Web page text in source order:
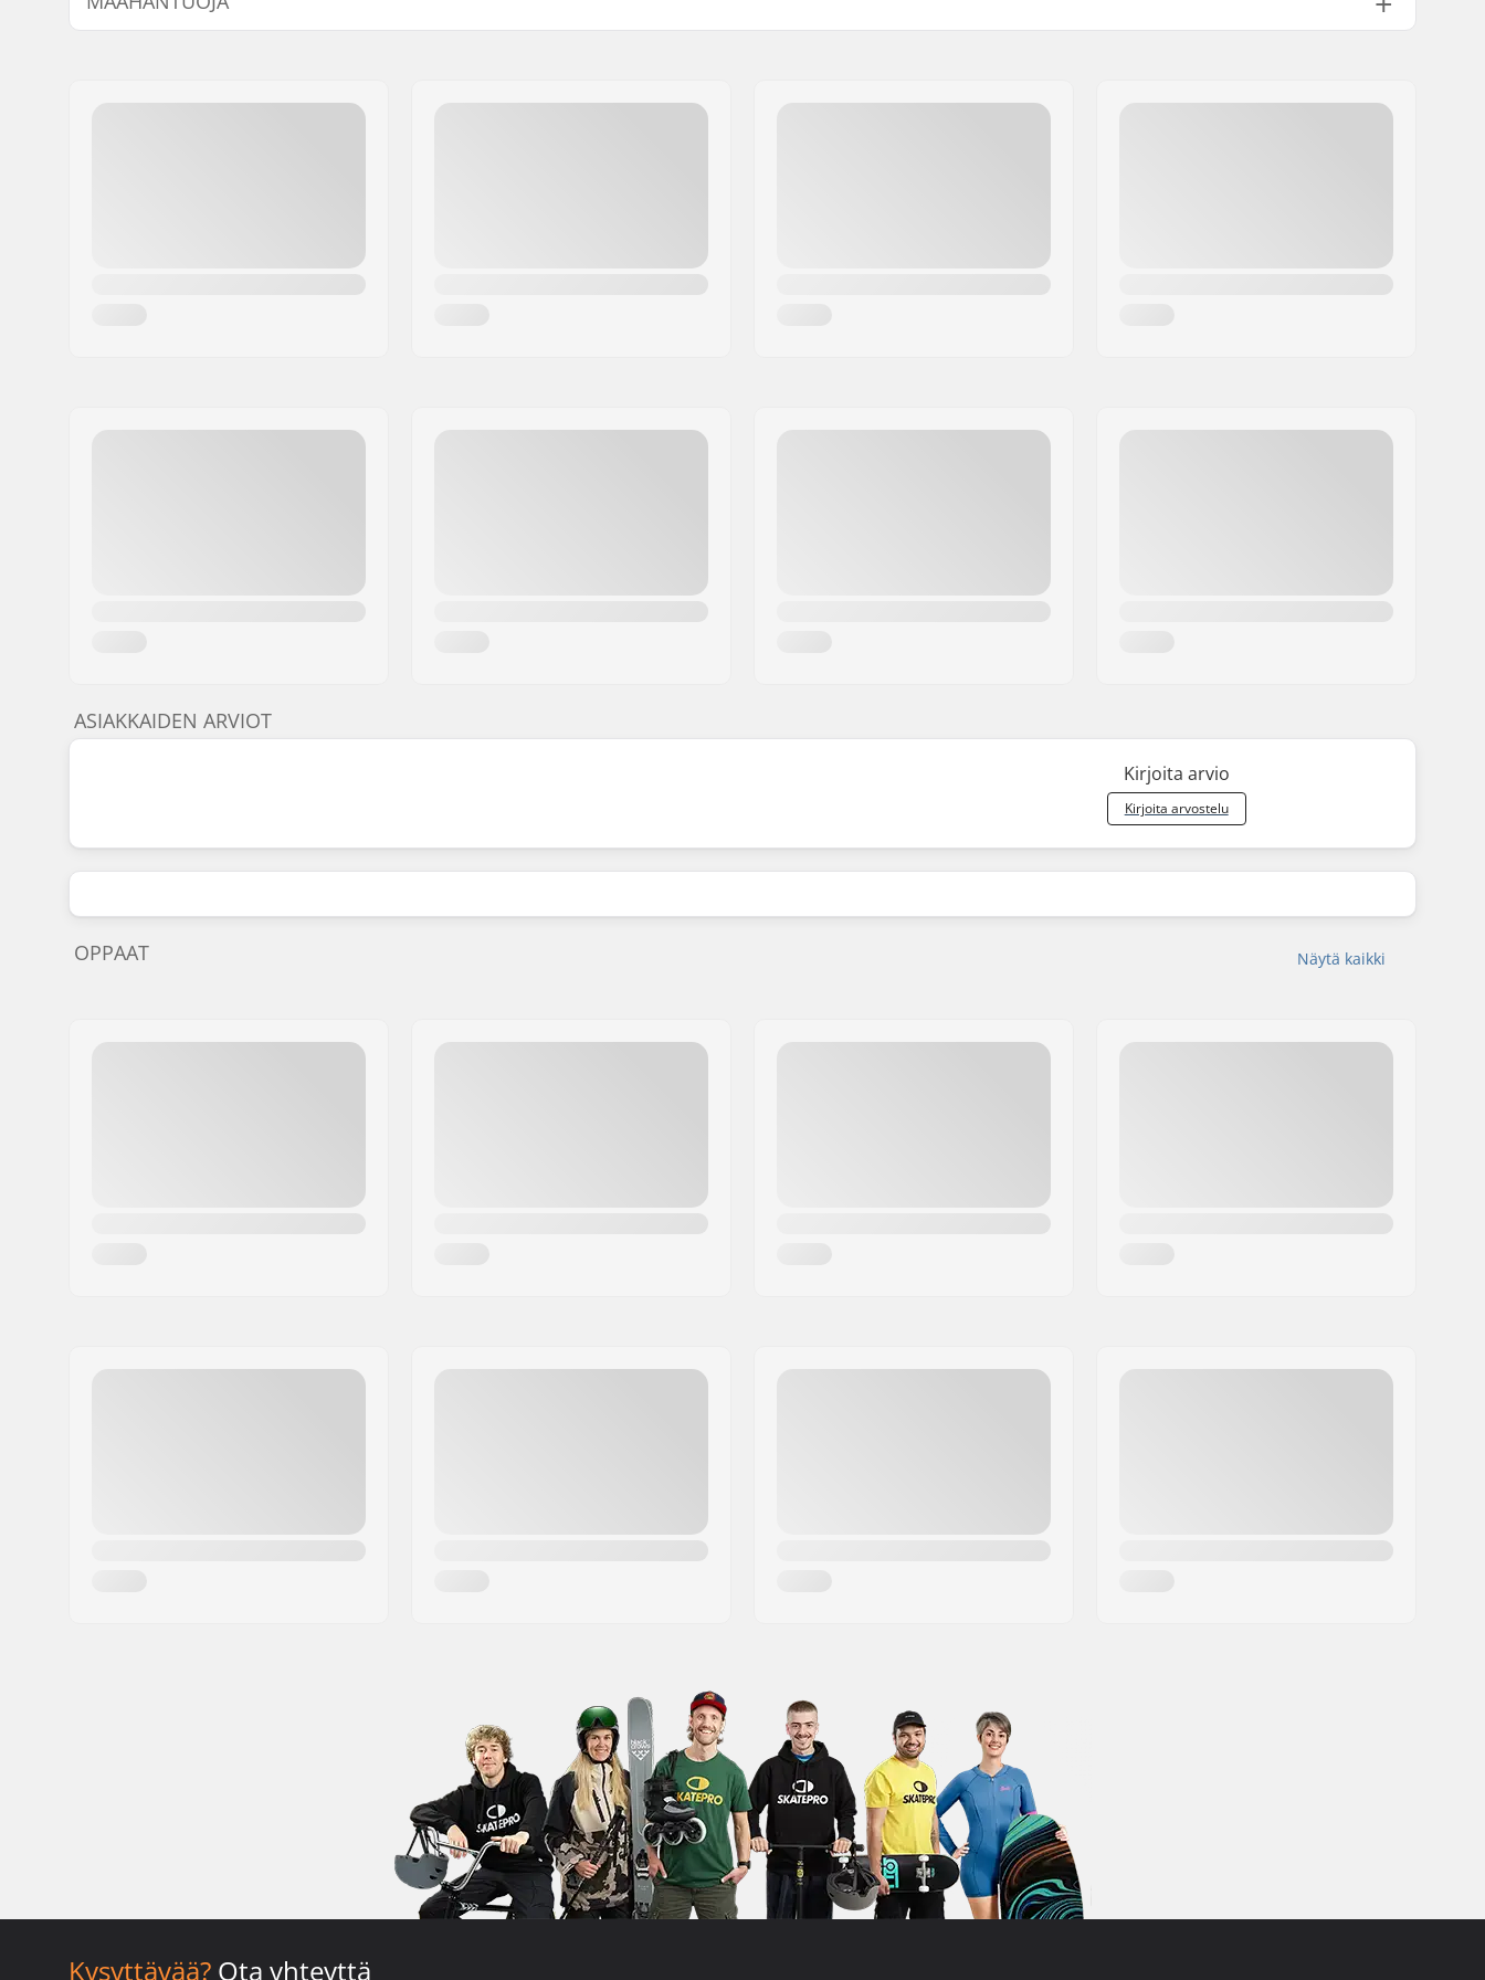
ASIAKKAIDEN ARVIOT
Kirjoita arvio
Kirjoita arvostelu
Näytä kaikki
OPPAAT
Kysyttävää? Ota yhteyttä